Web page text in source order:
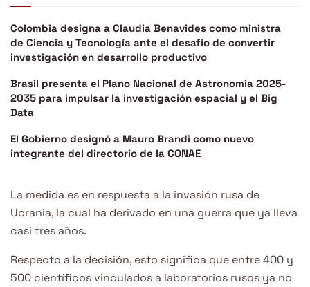
Colombia designa a Claudia Benavides como ministra
de Ciencia y Tecnología ante el desafío de convertir
investigación en desarrollo productivo
Brasil presenta el Plano Nacional de Astronomia 2025-
2035 para impulsar la investigación espacial y el Big
Data
El Gobierno designó a Mauro Brandi como nuevo
integrante del directorio de la CONAE
La medida es en respuesta a la invasión rusa de
Ucrania, la cual ha derivado en una guerra que ya lleva
casi tres años.
Respecto a la decisión, esto significa que entre 400 y
500 científicos vinculados a laboratorios rusos ya no